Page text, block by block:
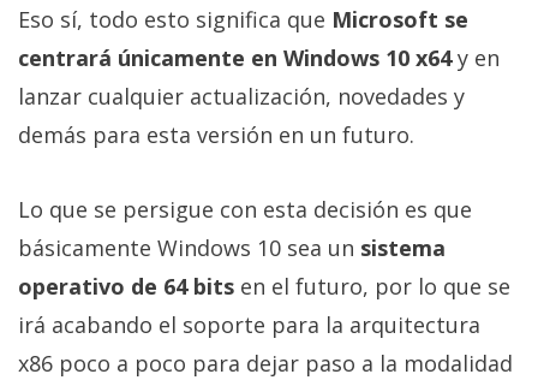
tecnología,
móviles,
ordenadores,
informática,
videojuegos,
comparativas,
El Grupo
Informático
(CC) 2006-
2026.
derechos
reservados
Eso sí, todo esto significa que Microsoft se
centrará únicamente en Windows 10 x64y en
lanzar cualquier actualización, novedades y
demás para esta versión en un futuro.
Lo que se persigue con esta decisión es que
básicamente Windows 10 sea un sistema
operativo de 64 bits en el futuro, por lo que se
irá acabando el soporte para la arquitectura
x86 poco a poco para dejar paso a la modalidad